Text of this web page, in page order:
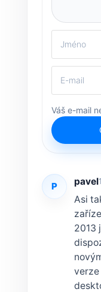
Váš e-mail
P pavel
Asi
2013